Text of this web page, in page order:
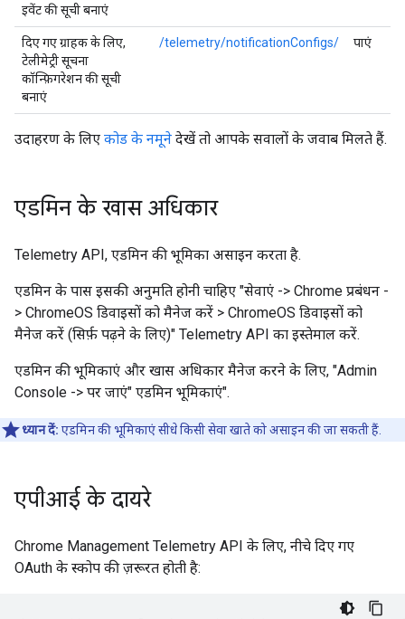
इवेंट की सूची बनाएं
दिए गए ग्राहक के लिए,
टेलीमेट्री सूचना
कॉन्फ़िगरेशन की सूची
बनाएं
/telemetry/notificationConfigs/ पाएं
उदाहरण के लिए कोड के नमूने देखें तो आपके सवालों के जवाब मिलते हैं.
एडमिन के खास अधिकार
Telemetry API, एडमिन की भूमिका असाइन करता है.
एडमिन के पास इसकी अनुमति होनी चाहिए "सेवाएं -> Chrome प्रबंधन -
> ChromeOS डिवाइसों को मैनेज करें > ChromeOS डिवाइसों को
मैनेज करें (सिर्फ़ पढ़ने के लिए)" Telemetry API का इस्तेमाल करें.
एडमिन की भूमिकाएं और खास अधिकार मैनेज करने के लिए, "Admin
Console -> पर जाएं" एडमिन भूमिकाएं".
ध्यान दें: एडमिन की भूमिकाएं सीधे किसी सेवा खाते को असाइन की जा सकती हैं.
एपीआई के दायरे
Chrome Management Telemetry API के लिए, नीचे दिए गए
OAuth के स्कोप की ज़रूरत होती है: